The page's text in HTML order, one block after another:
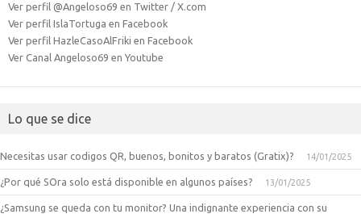
Ver perfil @Angeloso69 en Twitter / X.com
Ver perfil IslaTortuga en Facebook
Ver perfil HazleCasoAlFriki en Facebook
Ver Canal Angeloso69 en Youtube
Lo que se dice
Necesitas usar codigos QR, buenos, bonitos y baratos (Gratix)? 14/01/2025
¿Por qué SOra solo está disponible en algunos países? 13/01/2025
¿Samsung se queda con tu monitor? Una indignante experiencia con su